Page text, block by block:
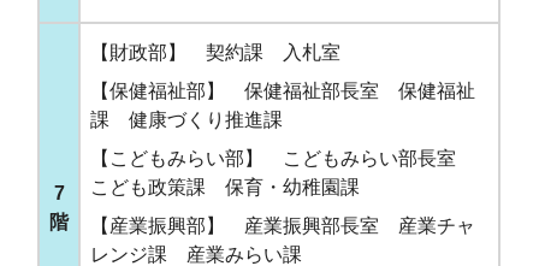
7
階
【財政部】 契約課 入札室
【保健福祉部】 保健福祉部長室 保健福祉
課 健康づくり推進課
【こどもみらい部】 こどもみらい部長室
こども政策課 保育・幼稚園課
【産業振興部】 産業振興部長室 産業チャ
レンジ課 産業みらい課